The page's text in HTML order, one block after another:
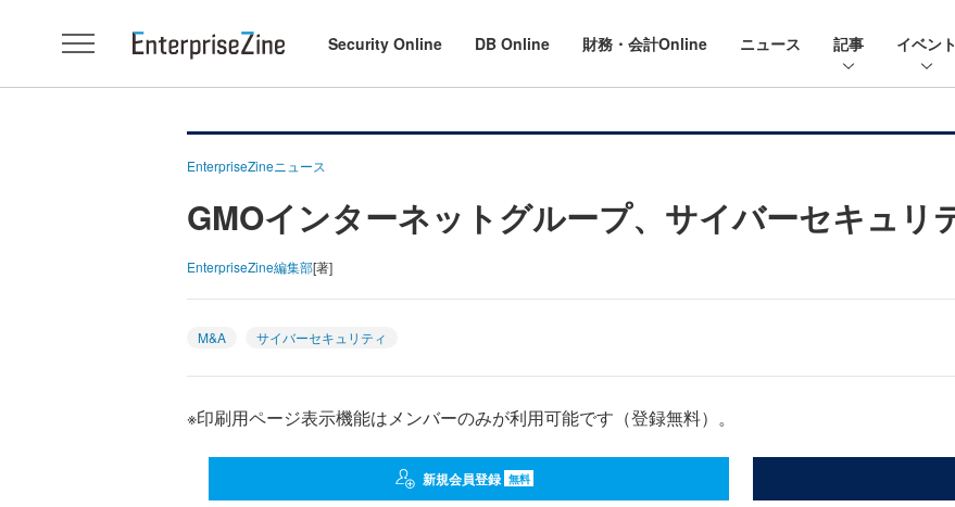
Security Online DB Online 財務・会計Online ニュース 記事 イベント
EnterpriseZineニュース
GMOインターネットグループ、サイバーセキュリ
EnterpriseZine編集部[著]
M&A サイバーセキュリティ
※印刷用ページ表示機能はメンバーのみが利用可能です（登録無料）。
新規会員登録 無料